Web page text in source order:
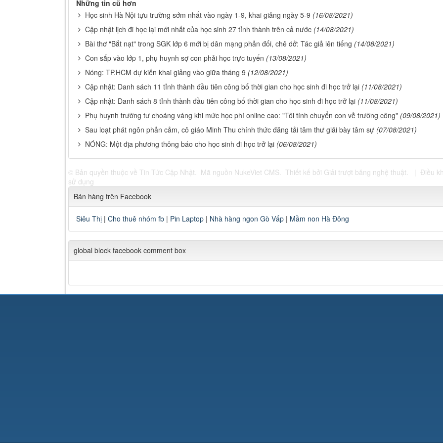
Những tin cũ hơn
Học sinh Hà Nội tựu trường sớm nhất vào ngày 1-9, khai giảng ngày 5-9 (16/08/2021)
Cập nhật lịch đi học lại mới nhất của học sinh 27 tỉnh thành trên cả nước (14/08/2021)
Bài thơ "Bắt nạt" trong SGK lớp 6 mới bị dân mạng phản đối, chê dở: Tác giả lên tiếng (14/08/2021)
Con sắp vào lớp 1, phụ huynh sợ con phải học trực tuyến (13/08/2021)
Nóng: TP.HCM dự kiến khai giảng vào giữa tháng 9 (12/08/2021)
Cập nhật: Danh sách 11 tỉnh thành đầu tiên công bố thời gian cho học sinh đi học trở lại (11/08/2021)
Cập nhật: Danh sách 8 tỉnh thành đầu tiên công bố thời gian cho học sinh đi học trở lại (11/08/2021)
Phụ huynh trường tư choáng váng khi mức học phí online cao: "Tôi tính chuyển con về trường công" (09/08/2021)
Sau loạt phát ngôn phản cảm, cô giáo Minh Thu chính thức đăng tải tâm thư giãi bày tâm sự (07/08/2021)
NÓNG: Một địa phương thông báo cho học sinh đi học trở lại (06/08/2021)
© Bản quyền thuộc về Tin Tức Cập Nhật. Mã nguồn NukeViet CMS. Thiết kế bởi Giải trượt băng nghệ thuật.
Điều
sử dụng
Bán hàng trên Facebook
Siêu Thị | Cho thuê nhóm fb | Pin Laptop | Nhà hàng ngon Gò Vấp | Mầm non Hà Đông
global block facebook comment box